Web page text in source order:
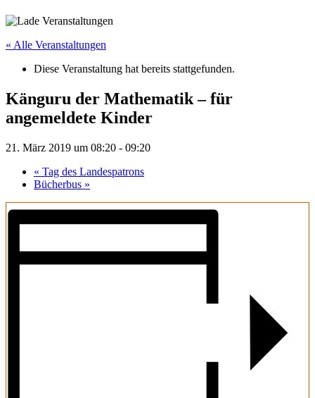
« Alle Veranstaltungen
Diese Veranstaltung hat bereits stattgefunden.
Känguru der Mathematik – für
angemeldete Kinder
21. März 2019 um 08:20 - 09:20
« Tag des Landespatrons
Bücherbus »